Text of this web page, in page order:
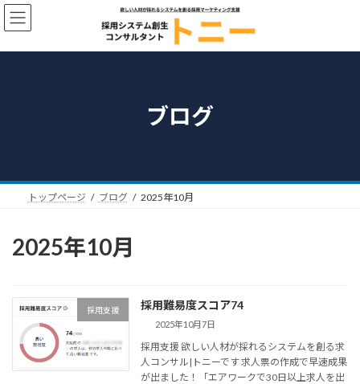
コ
ン
ン
ナ
ビ
ー
ブログ
トップページ ブログ 2025年10月
2025年10月
採用支援 採用難易度スコア74
2025年10月7日
採用支援 欲しい人材が採れるシステムを創る求
人コンサル|トニーです 求人票の作成で早速成果
が出ました！「エアワークで30日以上求人を出